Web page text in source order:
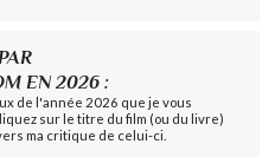
EN 2026 :
de l'année 2026 que je vous
sur le titre du film (ou du livre)
ma critique de celui-ci.